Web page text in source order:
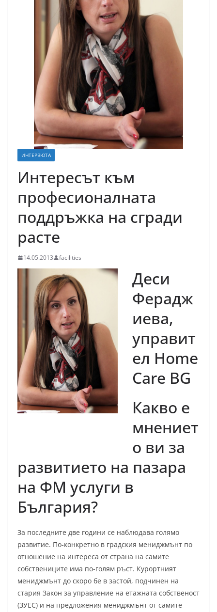
ИНТЕРВЮТА
Интересът към
професионалната
поддръжка на сгради
расте
14.05.2013 facilities
Деси
Ферадж
иева,
управит
ел Home
Care BG
Какво е
мнениет
о ви за
развитието на пазара
на ФМ услуги в
България?
За последните две години се наблюдава голямо
развитие. По-конкретно в градския мениджмънт по
отношение на интереса от страна на самите
собствениците има по-голям ръст. Курортният
мениджмънт до скоро бе в застой, подчинен на
стария Закон за управление на етажната собственост
(ЗУЕС) и на предложения мениджмънт от самите